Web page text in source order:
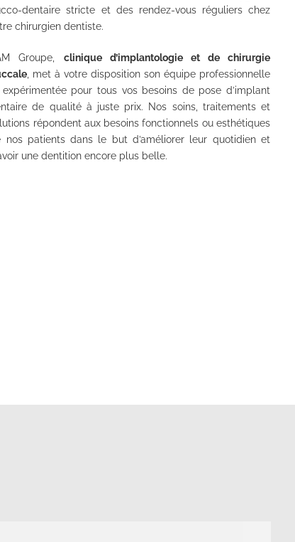
dentaire stricte et des rendez-vous réguliers chez
chirurgien dentiste.
Groupe, clinique d’implantologie et de chirurgie
, met à votre disposition son équipe professionnelle
pour tous vos besoins de pose d’implant
de qualité à juste prix. Nos soins, traitements et
répondent aux besoins fonctionnels ou esthétiques
nos patients dans le but d’améliorer leur quotidien et
une dentition encore plus belle.